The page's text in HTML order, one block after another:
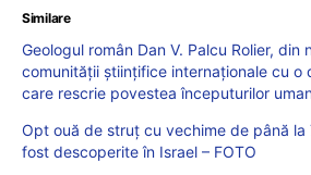
Similare
Geologul român Dan V. Palcu Rolier, din
comunității științifice internaționale cu o
care rescrie povestea începuturilor
Opt ouă de struț cu vechime de până la
fost descoperite în Israel – FOTO